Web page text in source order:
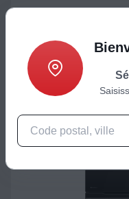
Réfrigérateur combiné
905,24 €